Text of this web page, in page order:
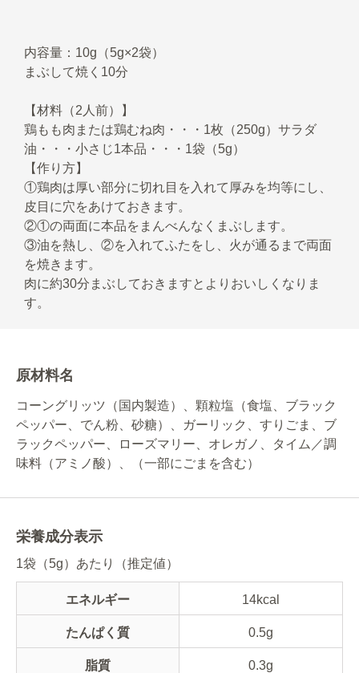
内容量：10g（5g×2袋）
まぶして焼く10分
【材料（2人前）】
鶏もも肉または鶏むね肉・・・1枚（250g）サラダ
油・・・小さじ1本品・・・1袋（5g）
【作り方】
①鶏肉は厚い部分に切れ目を入れて厚みを均等にし、
皮目に穴をあけておきます。
②①の両面に本品をまんべんなくまぶします。
③油を熱し、②を入れてふたをし、火が通るまで両面
を焼きます。
肉に約30分まぶしておきますとよりおいしくなりま
す。
原材料名
コーングリッツ（国内製造）、顆粒塩（食塩、ブラック
ペッパー、でん粉、砂糖）、ガーリック、すりごま、ブ
ラックペッパー、ローズマリー、オレガノ、タイム／調
味料（アミノ酸）、（一部にごまを含む）
栄養成分表示
1袋（5g）あたり（推定値）
エネルギー 14kcal
たんぱく質 0.5g
脂質 0.3g